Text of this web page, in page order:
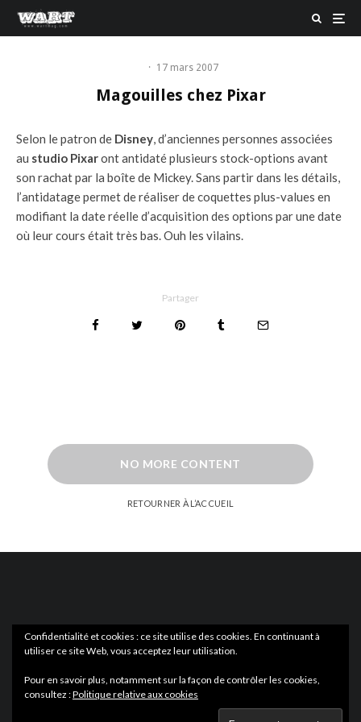
· 17 mars 2007
Magouilles chez Pixar
Selon le patron de Disney, d’anciennes personnes associées
au studio Pixaront antidaté plusieurs stock-options avant
son rachat par la boîte de Mickey. Sans partir dans les détails,
l’antidatage permet de réaliser de coquettes plus-values en
modifiant la date réelle d’acquisition des options par une date
où leur cours était très bas. Ouh les vilains.
Partager
NO MORE CONTENT
RETOURNER À L’ACCUEIL
Confidentialité et cookies : ce site utilise des cookies. En continuant à
utiliser ce site Web, vous acceptez leur utilisation.
Pour en savoir plus, notamment sur la façon de contrôler les cookies,
consultez :Politique relative aux cookies